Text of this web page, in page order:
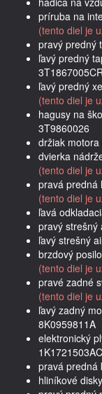
príruba na
(tento diel je
pravý predný
ľavý predný
3T1867005CR
ľavý predný
(tento diel je
hagusy na
3T9860026
držiak
dvierka
(tento diel je
pravá predná
(tento diel je
ľavá
pravý strešný
ľavý strešný
brzdový
(tento diel je
pravé zadné
(tento diel je
ľavý zadný
8K0959811A
elektronický
1K1721503AC
pravá predná
hliníkové